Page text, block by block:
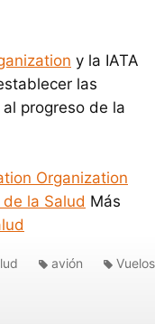
y la IATA
las
progreso de la
Organization
la Salud Más
avión Vuelos